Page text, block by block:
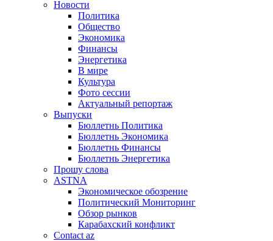
Новости
Политика
Общество
Экономика
Финансы
Энергетика
В мире
Культура
Фото сессии
Актуальный репортаж
Выпуски
Бюллетнь Политика
Бюллетнь Экономика
Бюллетнь Финансы
Бюллетнь Энергетика
Прошу слова
ASTNA
Экономическое обозрение
Политический Мониторинг
Обзор рынков
Карабахский конфликт
Contact az